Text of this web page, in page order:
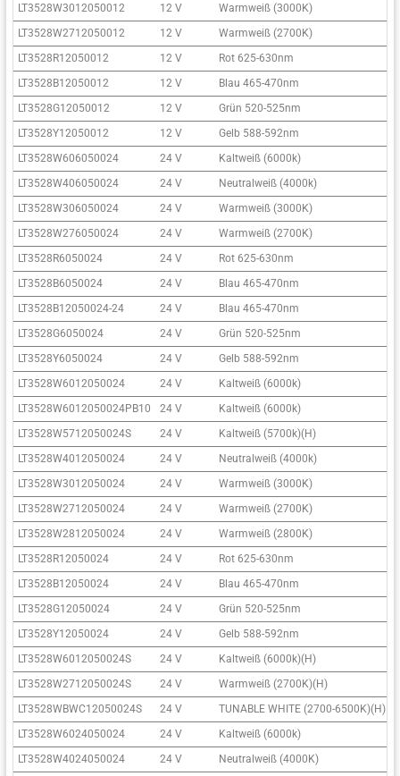
LT3528W3012050012
12 V Warmweiß (3000K)
LT3528W2712050012
12 V Warmweiß (2700K)
LT3528R12050012
12 V Rot 625-630nm
LT3528B12050012
12 V Blau 465-470nm
LT3528G12050012
12 V Grün 520-525nm
LT3528Y12050012
12 V Gelb 588-592nm
LT3528W606050024
24 V Kaltweiß (6000k)
LT3528W406050024
24 V Neutralweiß (4000k)
LT3528W306050024
24 V Warmweiß (3000K)
LT3528W276050024
24 V Warmweiß (2700K)
LT3528R6050024
24 V Rot 625-630nm
LT3528B6050024
24 V Blau 465-470nm
LT3528B12050024-24
24 V Blau 465-470nm
LT3528G6050024
24 V Grün 520-525nm
LT3528Y6050024
24 V Gelb 588-592nm
LT3528W6012050024
24 V Kaltweiß (6000k)
LT3528W6012050024PB10
24 V Kaltweiß (6000k)
LT3528W5712050024S
24 V Kaltweiß (5700k)(H)
LT3528W4012050024
24 V Neutralweiß (4000k)
LT3528W3012050024
24 V Warmweiß (3000K)
LT3528W2712050024
24 V Warmweiß (2700K)
LT3528W2812050024
24 V Warmweiß (2800K)
LT3528R12050024
24 V Rot 625-630nm
LT3528B12050024
24 V Blau 465-470nm
LT3528G12050024
24 V Grün 520-525nm
LT3528Y12050024
24 V Gelb 588-592nm
LT3528W6012050024S
24 V Kaltweiß (6000k)(H)
LT3528W2712050024S
24 V Warmweiß (2700K)(H)
LT3528WBWC12050024S
24 V TUNABLE WHITE (2700-6500K)(H)
LT3528W6024050024
24 V Kaltweiß (6000k)
LT3528W4024050024
24 V Neutralweiß (4000K)